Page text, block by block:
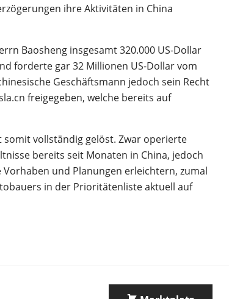
ihre Aktivitäten in China
Baosheng insgesamt 320.000 US-Dollar
forderte gar 32 Millionen US-Dollar vom
Geschäftsmann jedoch sein Recht
freigegeben, welche bereits auf
vollständig gelöst. Zwar operierte
bereits seit Monaten in China, jedoch
und Planungen erleichtern, zumal
in der Prioritätenliste aktuell auf